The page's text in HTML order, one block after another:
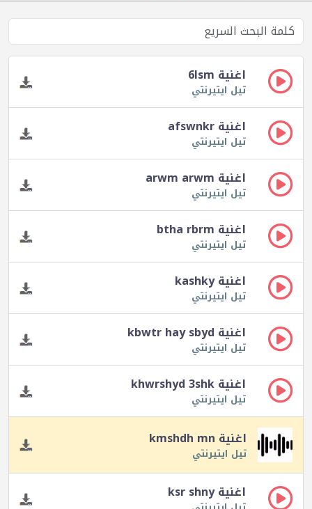
اغنية 6lsm
تيل ايتيرنتي
اغنية afswnkr
تيل ايتيرنتي
اغنية arwm arwm
تيل ايتيرنتي
اغنية btha rbrm
تيل ايتيرنتي
اغنية kashky
تيل ايتيرنتي
اغنية kbwtr hay sbyd
تيل ايتيرنتي
اغنية khwrshyd 3shk
تيل ايتيرنتي
اغنية kmshdh mn
تيل ايتيرنتي
اغنية ksr shny